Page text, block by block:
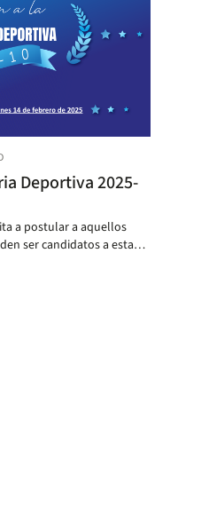
Deportiva 2025-
a postular a aquellos
ser candidatos a esta